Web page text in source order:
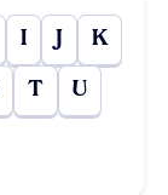
I J K
T U